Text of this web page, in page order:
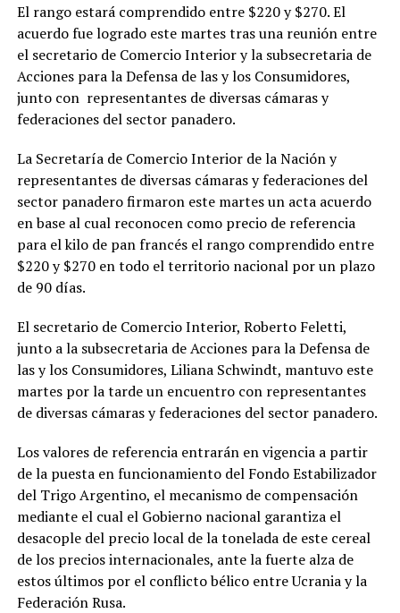
El rango estará comprendido entre $220 y $270. El
acuerdo fue logrado este martes tras una reunión entre
el secretario de Comercio Interior y la subsecretaria de
Acciones para la Defensa de las y los Consumidores,
junto con representantes de diversas cámaras y
federaciones del sector panadero.
La Secretaría de Comercio Interior de la Nación y
representantes de diversas cámaras y federaciones del
sector panadero firmaron este martes un acta acuerdo
en base al cual reconocen como precio de referencia
para el kilo de pan francés el rango comprendido entre
$220 y $270 en todo el territorio nacional por un plazo
de 90 días.
El secretario de Comercio Interior, Roberto Feletti,
junto a la subsecretaria de Acciones para la Defensa de
las y los Consumidores, Liliana Schwindt, mantuvo este
martes por la tarde un encuentro con representantes
de diversas cámaras y federaciones del sector panadero.
Los valores de referencia entrarán en vigencia a partir
de la puesta en funcionamiento del Fondo Estabilizador
del Trigo Argentino, el mecanismo de compensación
mediante el cual el Gobierno nacional garantiza el
desacople del precio local de la tonelada de este cereal
de los precios internacionales, ante la fuerte alza de
estos últimos por el conflicto bélico entre Ucrania y la
Federación Rusa.